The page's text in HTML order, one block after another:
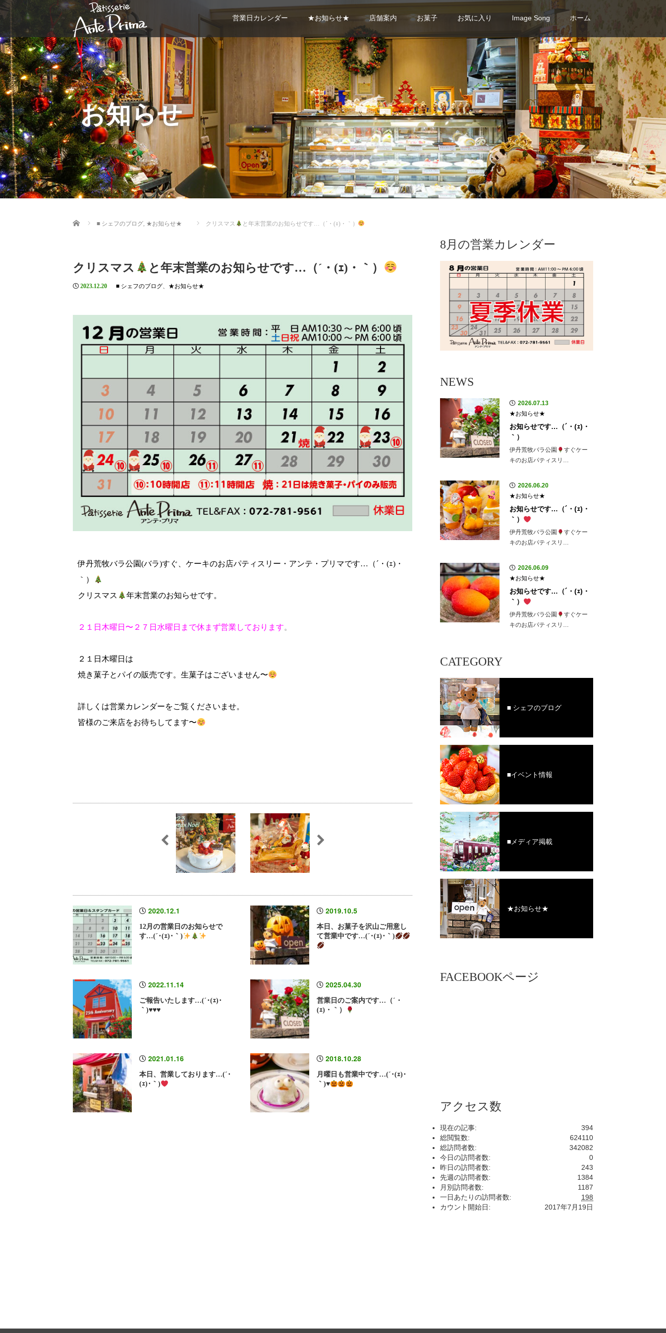
営業日カレンダー ★お知らせ★ 店舗案内 お菓子 お気に入り Image Song ホーム
お知らせ
Home ■ シェフのブログ, ★お知らせ★ クリスマス と年末営業のお知らせです…（´・(ｪ)・｀）
クリスマス と年末営業のお知らせです…（´・(ｪ)・｀）
2023.12.20 ■ シェフのブログ、 ★お知らせ★
伊丹荒牧バラ公園(バラ)すぐ、ケーキのお店パティスリー・アンテ・プリマです…（´・(ｪ)・
｀）
クリスマス
年末営業のお知らせです。
２１日木曜日〜２７日水曜日まで休まず営業しております。
２１日木曜日は
焼き菓子とパイの販売です。生菓子はございません〜
詳しくは営業カレンダーをご覧くださいませ。
皆様のご来店をお待ちしてます〜
2020.12.1
12月の営業日のお知らせで
す…(´･(ｪ)･｀)
2019.10.5
本日、お菓子を沢山ご用意し
て営業中です…(´･(ｪ)･｀)
2022.11.14
ご報告いたします…(´･(ｪ)･
｀)♥️♥️♥️
2025.04.30
営業日のご案内です…（´・
(ｪ)・｀）
2021.01.16
本日、営業しております…(´･
(ｪ)･｀)
2018.10.28
月曜日も営業中です…(´･(ｪ)･
｀)♥
8月の営業カレンダー
NEWS
2026.07.13
★お知らせ★
お知らせです…（´・(ｪ)・
｀）
伊丹荒牧バラ公園
すぐケー
キのお店パティスリ…
2026.06.20
★お知らせ★
お知らせです…（´・(ｪ)・
｀）
伊丹荒牧バラ公園
すぐケー
キのお店パティスリ…
2026.06.09
★お知らせ★
お知らせです…（´・(ｪ)・
｀）
伊丹荒牧バラ公園
すぐケー
キのお店パティスリ…
CATEGORY
■ シェフのブログ
■イベント情報
■メディア掲載
★お知らせ★
FACEBOOKページ
アクセス数
394
現在の記事:
624110
総閲覧数:
342082
総訪問者数:
0
今日の訪問者数:
243
昨日の訪問者数:
1384
先週の訪問者数:
1187
月別訪問者数:
198
一日あたりの訪問者数:
2017年7月19日
カウント開始日: